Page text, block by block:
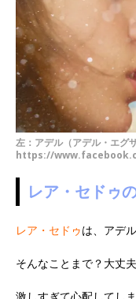
左：アデル（アデル・エグ
https://
レア・セドゥ
レア・セドゥは、アデ
そんなことまで？大丈